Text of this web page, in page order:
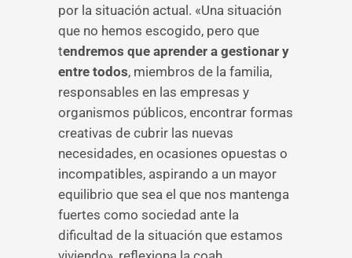
por la situación actual. «Una situación
que no hemos escogido, pero que
tendremos que aprender a gestionar y
entre todos, miembros de la familia,
responsables en las empresas y
organismos públicos, encontrar formas
creativas de cubrir las nuevas
necesidades, en ocasiones opuestas o
incompatibles, aspirando a un mayor
equilibrio que sea el que nos mantenga
fuertes como sociedad ante la
dificultad de la situación que estamos